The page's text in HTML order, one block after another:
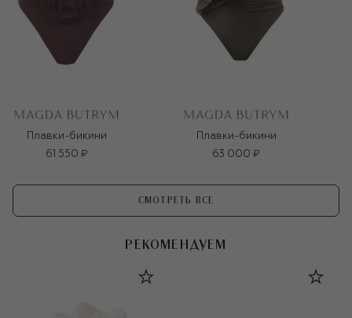
Плавки-бикини
61 550 ₽
Плавки-бикини
63 000 ₽
СМОТРЕТЬ ВСЕ
РЕКОМЕНДУЕМ